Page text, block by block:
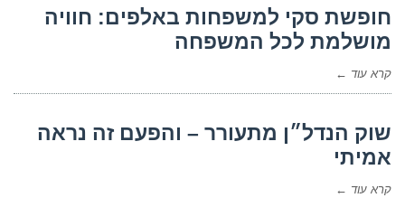
חופשת סקי למשפחות באלפים: חוויה
מושלמת לכל המשפחה
קרא עוד ←
שוק הנדל״ן מתעורר – והפעם זה נראה
אמיתי
קרא עוד ←